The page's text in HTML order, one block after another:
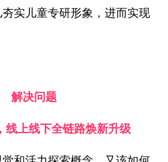
实儿童专研形象，进而实现
解决问题
线上线下全链路焕新升级